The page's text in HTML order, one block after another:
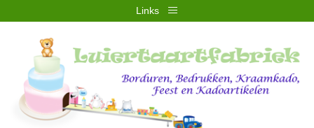
Links
REGISTREREN
WINKELWAGEN (0)